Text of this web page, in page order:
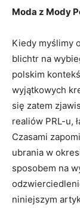
Moda z Mody
Kiedy myślimy
blichtr na
polskim
wyjątkowych
się zatem
realiów PRL-u,
Czasami
ubrania w
sposobem na
niniejszym